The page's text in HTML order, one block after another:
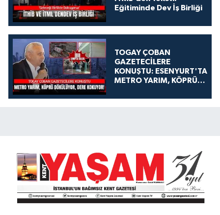
Eğitiminde Dev İş Birliği
TOGAY ÇOBAN
GAZETECİLERE
KONUŞTU: ESENYURT'TA
METRO YARIM, KÖPRÜ
KOKUYOR!